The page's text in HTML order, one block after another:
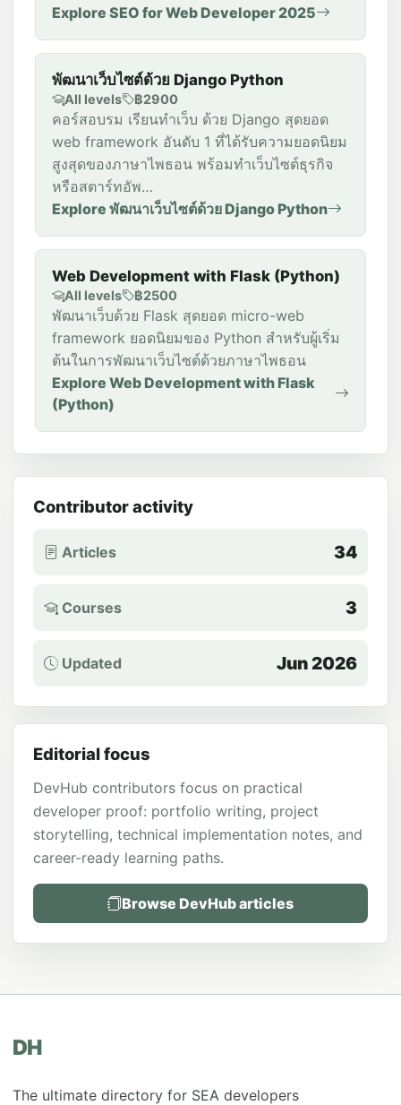
Explore SEO for Web Developer 2025
พัฒนาเว็บไซต์ด้วย Django Python
All levels ฿2900
คอร์สอบรม เรียนทำเว็บ ด้วย Django สุดยอด
web framework อันดับ 1 ที่ได้รับความยอดนิยม
สูงสุดของภาษาไพธอน พร้อมทำเว็บไซต์ธุรกิจ
หรือสตาร์ทอัพ…
Explore พัฒนาเว็บไซต์ด้วย Django Python
Web Development with Flask (Python)
All levels ฿2500
พัฒนาเว็บด้วย Flask สุดยอด micro-web
framework ยอดนิยมของ Python สำหรับผู้เริ่ม
ต้นในการพัฒนาเว็บไซต์ด้วยภาษาไพธอน
Explore Web Development with Flask
(Python)
Contributor activity
Articles 34
Courses 3
Updated Jun 2026
Editorial focus
DevHub contributors focus on practical
developer proof: portfolio writing, project
storytelling, technical implementation notes, and
career-ready learning paths.
Browse DevHub articles
DH
The ultimate directory for SEA developers